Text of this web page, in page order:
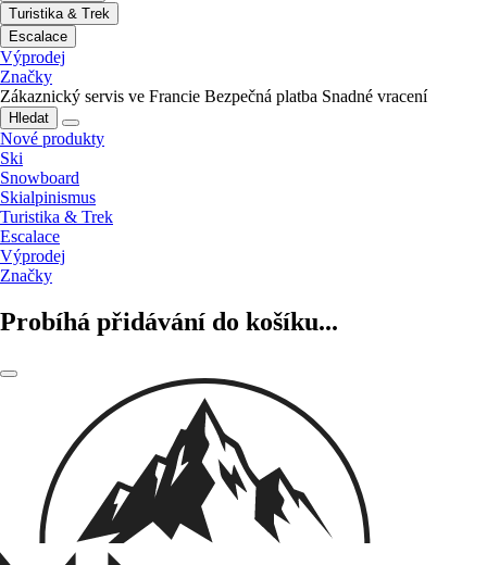
Turistika & Trek
Escalace
Výprodej
Značky
Zákaznický servis ve Francie Bezpečná platba Snadné vracení
Hledat
Nové produkty
Ski
Snowboard
Skialpinismus
Turistika & Trek
Escalace
Výprodej
Značky
Probíhá přidávání do košíku...